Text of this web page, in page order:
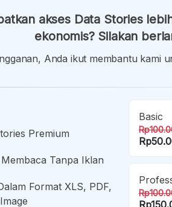
akses Data Stories
ekonomis? Silakan
Anda ikut membantu kami
Premium
Tanpa Iklan
Format XLS, PDF,
Basic